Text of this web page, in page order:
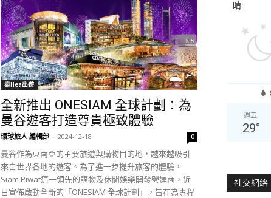
泰Hea出遊
全新推出 ONESIAM 全球計劃：為
曼谷遊客打造尊貴極致體驗
環球旅人 編輯部 - 2024-12-18 0
曼谷作為東南亞的主要旅遊與購物目的地，越來越吸引
來自世界各地的遊客。為了進一步提升旅客的體驗，
Siam Piwat這一領先的購物及休閒娛樂開發營運商，近
日宣佈啟動全新的「ONESIAM 全球計劃」，旨在為專程
晴
週五
29°
社交網絡